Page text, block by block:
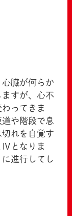
臓が何らか
すが、心不
ってきま
や階段で息
れを自覚す
Ⅳとなりま
進行してし